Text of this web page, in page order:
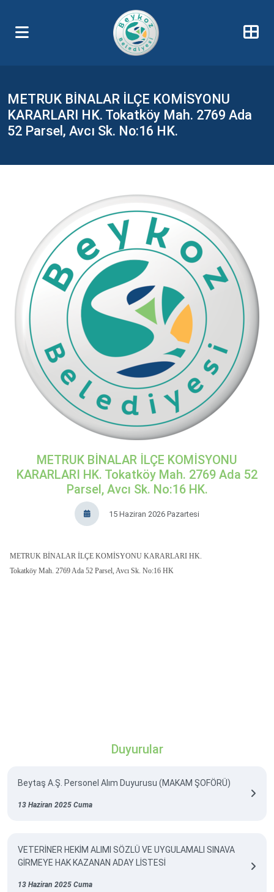
METRUK BİNALAR İLÇE KOMİSYONU
KARARLARI HK. Tokatköy Mah. 2769 Ada
52 Parsel, Avcı Sk. No:16 HK.
METRUK BİNALAR İLÇE KOMİSYONU
KARARLARI HK. Tokatköy Mah. 2769 Ada 52
Parsel, Avcı Sk. No:16 HK.
15 Haziran 2026 Pazartesi
METRUK BİNALAR İLÇE KOMİSYONU KARARLARI HK.
Tokatköy Mah. 2769 Ada 52 Parsel, Avcı Sk. No:16 HK
Duyurular
Beytaş A.Ş. Personel Alım Duyurusu (MAKAM ŞOFÖRÜ)
13 Haziran 2025 Cuma
VETERİNER HEKİM ALIMI SÖZLÜ VE UYGULAMALI SINAVA
GİRMEYE HAK KAZANAN ADAY LİSTESİ
13 Haziran 2025 Cuma